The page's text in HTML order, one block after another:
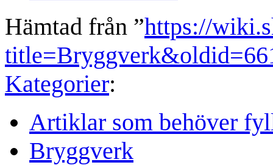
Hämtad från ”https://
Kategorier:
Artiklar som behöver
Bryggverk